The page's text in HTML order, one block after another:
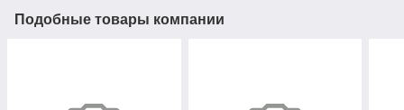
Подобные товары компании